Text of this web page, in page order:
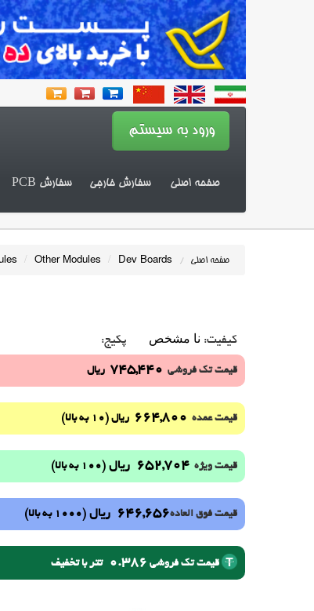
صفحه اصلی سفارش خارجی سفارش PCB
صفحه اصلی /
Dev Boards
/
Other Modules
/
کیفیت: نا مشخص پکیج:
قیمت تک فروشی 745,440 ریال
قیمت عمده 664,800 ریال (10 به بالا)
قیمت ویژه 652,704 ریال (100 به بالا)
قیمت فوق العاده646,656 ریال (1000 به بالا)
قیمت تک فروشی 0.386 تتر با تخفیف